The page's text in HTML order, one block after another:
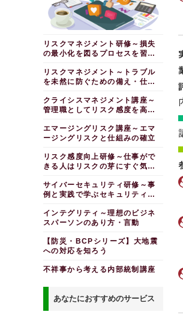
リスクマネジメント研修～損失
の最小化を図るプロセスを習得
リスクマネジメント～トラブル
を未然に防ぐための備え・仕組
クライシスマネジメント講座～
管理職としてリスク感度を高め
エマージングリスク講座～エマ
ージングリスクと仕組みの確立
リスク感度向上研修～仕事がで
きる人はリスクの芽にすぐ気づ
サイバーセキュリティ研修～事
例と実践で学ぶセキュリティの
インテグリティ～理想のビジネ
スパーソンのあり方・言動
【防災・BCPシリーズ】大地震
への対応を知ろう
不祥事から考える内部統制講座
あなたにおすすめのサービス